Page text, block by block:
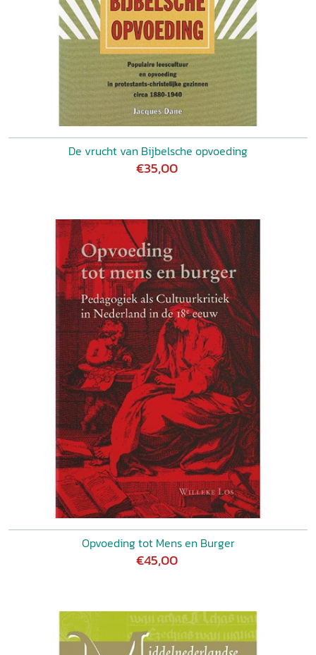
De vrucht van Bijbelsche opvoeding
€35,00
Opvoeding tot Mens en Burger
€45,00